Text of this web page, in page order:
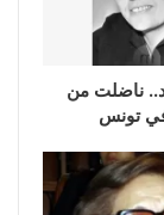
ناضلت من
تونس